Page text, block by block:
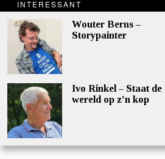
INTERESSANT
Wouter Berns –
Storypainter
Ivo Rinkel – Staat de
wereld op z’n kop
Waarom is
er lijden in
de wereld?
internationa
al